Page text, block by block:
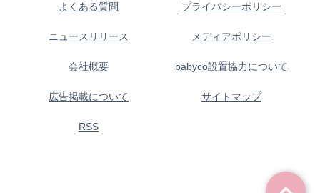
よくある質問 プライバシーポリシー
ニュースリリース メディアポリシー
会社概要 babyco設置協力について
広告掲載について サイトマップ
RSS